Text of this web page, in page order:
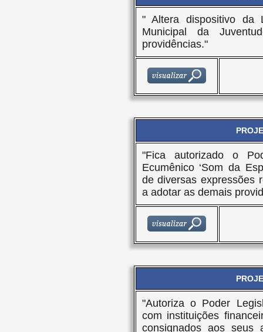
" Altera dispositivo da
Municipal da
providências."
"Fica autorizado o
Ecumênico ‘Som da
de diversas expressões
a adotar as demais
"Autoriza o Poder
com instituições
consignados aos seus